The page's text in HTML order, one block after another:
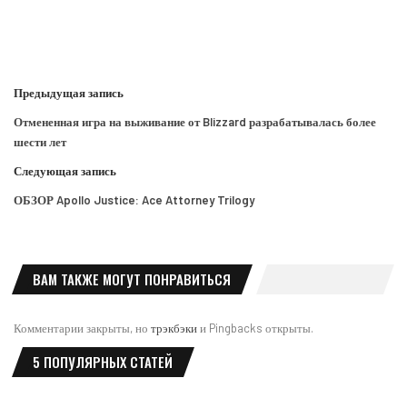
Предыдущая запись
Отмененная игра на выживание от Blizzard разрабатывалась более
шести лет
Следующая запись
ОБЗОР Apollo Justice: Ace Attorney Trilogy
ВАМ ТАКЖЕ МОГУТ ПОНРАВИТЬСЯ
Комментарии закрыты, но трэкбэкии Pingbacks открыты.
5 ПОПУЛЯРНЫХ СТАТЕЙ